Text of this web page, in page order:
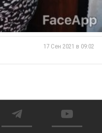
17 Сен 2021 в 09:02